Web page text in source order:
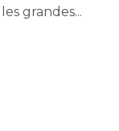
grandes...